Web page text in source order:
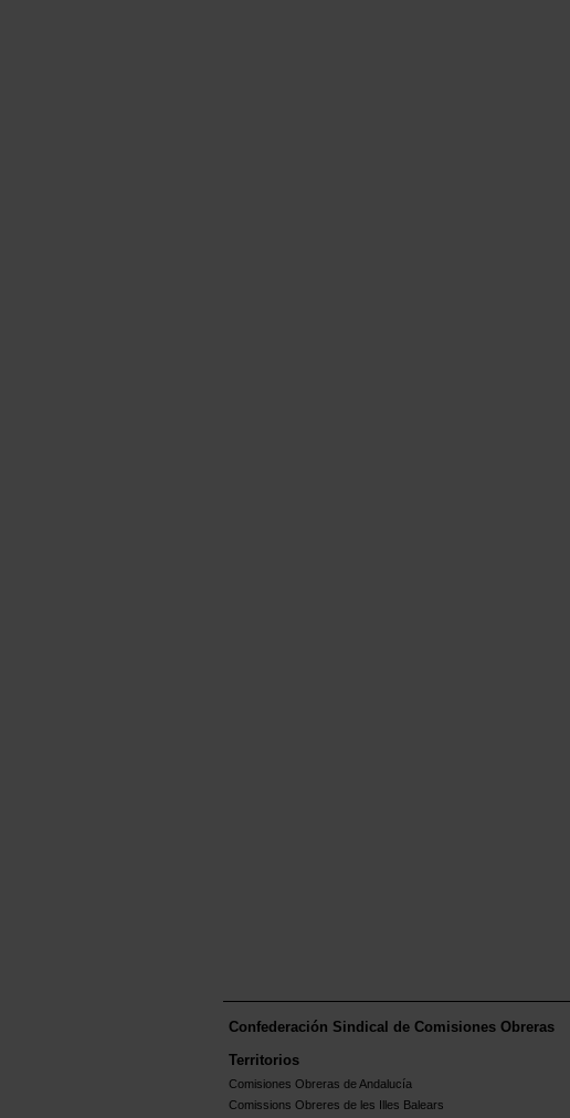
Confederación Sindical de Comisiones Obreras
Territorios
Comisiones Obreras de Andalucía
Comissions Obreres de les Illes Balears